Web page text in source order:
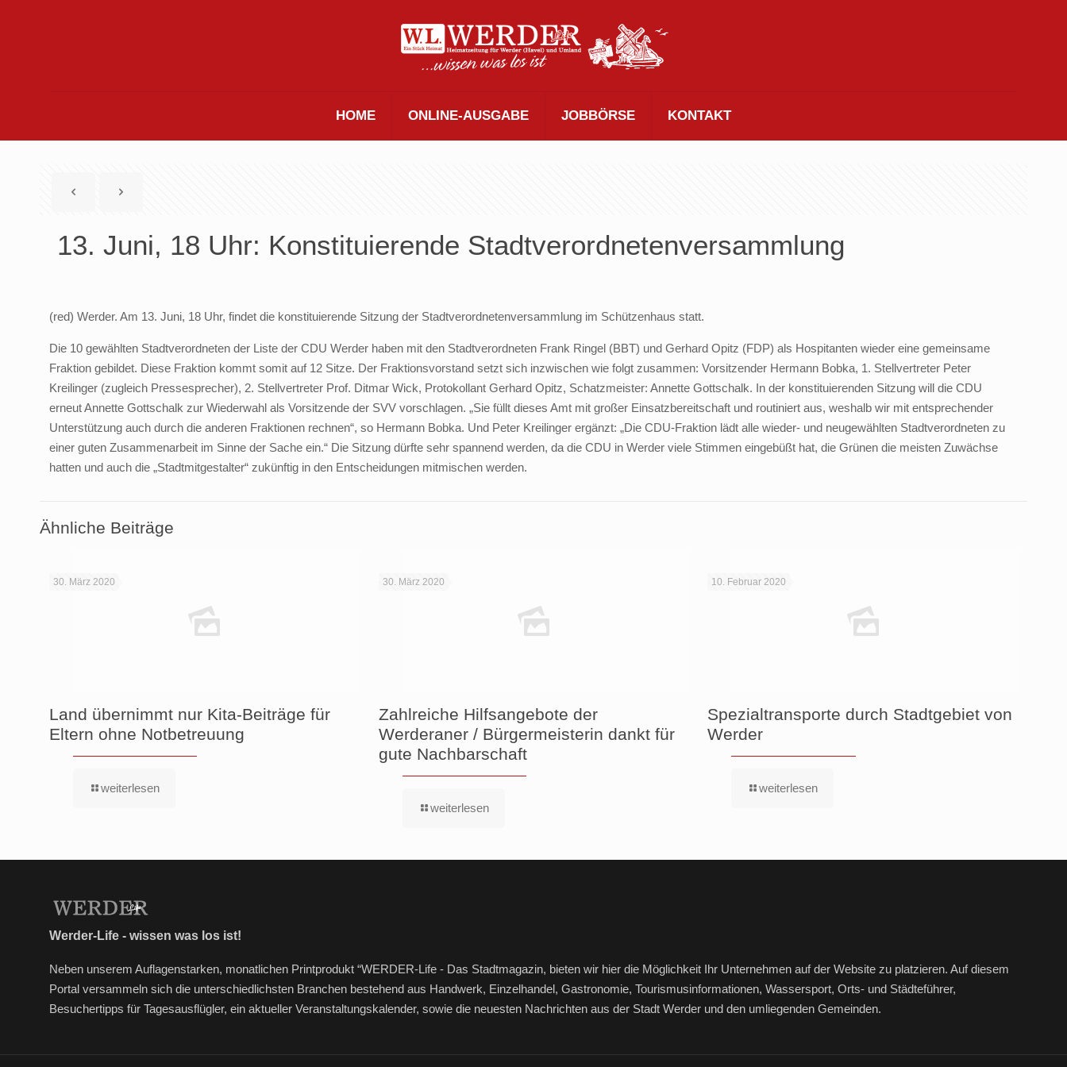
HOME ONLINE-AUSGABE JOBBÖRSE KONTAKT
13. Juni, 18 Uhr: Konstituierende Stadtverordnetenversammlung
(red) Werder. Am 13. Juni, 18 Uhr, findet die konstituierende Sitzung der Stadtverordnetenversammlung im Schützenhaus statt.
Die 10 gewählten Stadtverordneten der Liste der CDU Werder haben mit den Stadtverordneten Frank Ringel (BBT) und Gerhard Opitz (FDP) als Hospitanten wieder eine gemeinsame
Fraktion gebildet. Diese Fraktion kommt somit auf 12 Sitze. Der Fraktionsvorstand setzt sich inzwischen wie folgt zusammen: Vorsitzender Hermann Bobka, 1. Stellvertreter Peter
Kreilinger (zugleich Pressesprecher), 2. Stellvertreter Prof. Ditmar Wick, Protokollant Gerhard Opitz, Schatzmeister: Annette Gottschalk. In der konstituierenden Sitzung will die CDU
erneut Annette Gottschalk zur Wiederwahl als Vorsitzende der SVV vorschlagen. „Sie füllt dieses Amt mit großer Einsatzbereitschaft und routiniert aus, weshalb wir mit entsprechender
Unterstützung auch durch die anderen Fraktionen rechnen“, so Hermann Bobka. Und Peter Kreilinger ergänzt: „Die CDU-Fraktion lädt alle wieder- und neugewählten Stadtverordneten zu
einer guten Zusammenarbeit im Sinne der Sache ein.“ Die Sitzung dürfte sehr spannend werden, da die CDU in Werder viele Stimmen eingebüßt hat, die Grünen die meisten Zuwächse
hatten und auch die „Stadtmitgestalter“ zukünftig in den Entscheidungen mitmischen werden.
Ähnliche Beiträge
30. März 2020
Land übernimmt nur Kita-Beiträge für
Eltern ohne Notbetreuung
weiterlesen
30. März 2020
Zahlreiche Hilfsangebote der
Werderaner / Bürgermeisterin dankt für
gute Nachbarschaft
weiterlesen
10. Februar 2020
Spezialtransporte durch Stadtgebiet von
Werder
weiterlesen
Werder-Life - wissen was los ist!
Neben unserem Auflagenstarken, monatlichen Printprodukt “WERDER-Life - Das Stadtmagazin, bieten wir hier die Möglichkeit Ihr Unternehmen auf der Website zu platzieren. Auf diesem
Portal versammeln sich die unterschiedlichsten Branchen bestehend aus Handwerk, Einzelhandel, Gastronomie, Tourismusinformationen, Wassersport, Orts- und Städteführer,
Besuchertipps für Tagesausflügler, ein aktueller Veranstaltungskalender, sowie die neuesten Nachrichten aus der Stadt Werder und den umliegenden Gemeinden.